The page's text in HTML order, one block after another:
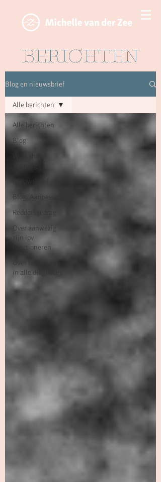
BERICHTEN
Blog en nieuwsbrief
Alle berichten
Blog
Blog: Aanpassing
Reddersgedrag
Over aanwezig
zijn ipv
functioneren
in alle diagnoses
Alle berichten